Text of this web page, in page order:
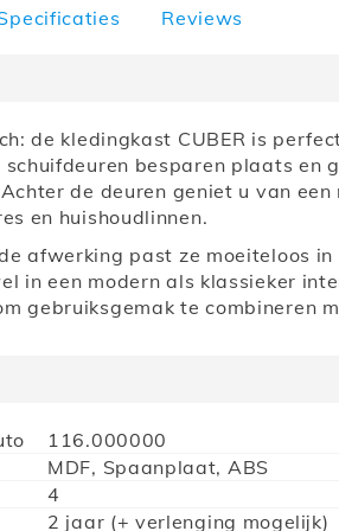
Reviews
de kledingkast CUBER is
besparen plaats en
de deuren geniet u van
en huishoudlinnen.
afwerking past ze moeiteloos
in een modern als klassieker
gebruiksgemak te combineren
116.000000
MDF, Spaanplaat, ABS
4
2 jaar (+ verlenging mogelijk)